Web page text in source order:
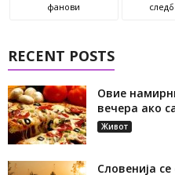
фанови
RECENT POSTS
Овие
вечера ако
Живот
Словенија